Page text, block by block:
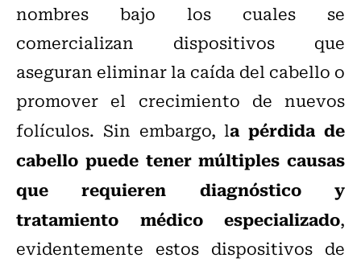
nombres bajo los cuales se
comercializan dispositivos que
aseguran eliminar la caída del cabello o
promover el crecimiento de nuevos
folículos. Sin embargo, la pérdida de
cabello puede tener múltiples causas
que requieren diagnóstico y
tratamiento médico especializado,
evidentemente estos dispositivos de